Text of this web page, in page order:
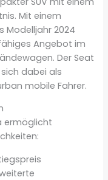
Mit einem
Modelljahr 2024
Angebot im
Der Seat
dabei als
mobile Fahrer.
ermöglicht